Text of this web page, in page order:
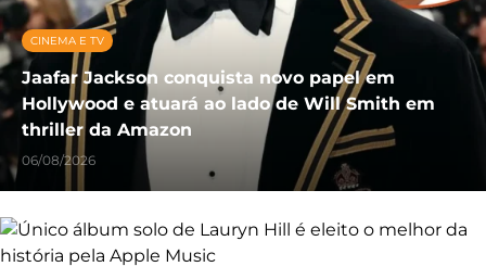
CINEMA E TV
Jaafar Jackson conquista novo papel em
Hollywood e atuará ao lado de Will Smith em
thriller da Amazon
06/08/2026